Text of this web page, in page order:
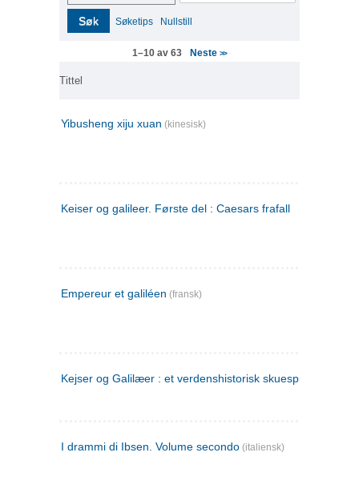
Søk Søketips Nullstill
1–10 av 63 Neste>>
Tittel
Yibusheng xiju xuan (kinesisk)
Keiser og galileer. Første del : Caesars frafall
Empereur et galiléen (fransk)
Kejser og Galilæer : et verdenshistorisk skuespil
I drammi di Ibsen. Volume secondo (italiensk)